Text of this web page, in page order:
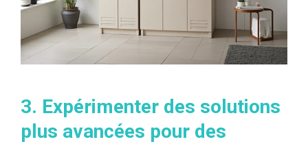
3. Expérimenter des solutions
plus avancées pour des